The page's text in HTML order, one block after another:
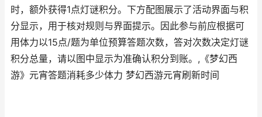
时，额外获得1点灯谜积分。下方配图展示了活动界面与积
分显示，用于核对规则与界面提示。因此参与前应根据可
用体力以15点/题为单位预算答题次数，答对次数决定灯谜
积分总量，请以图中显示为准确认积分到账。,《梦幻西
游》元宵答题消耗多少体力 梦幻西游元宵刷新时间